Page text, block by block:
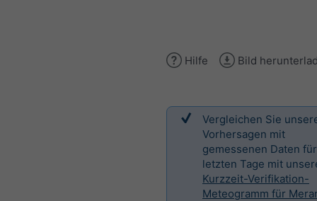
Hilfe Bild
Vergleichen Sie
Vorhersagen mit
gemessenen Daten
letzten Tage mit
Kurzzeit-Verifikation-
Meteogramm für